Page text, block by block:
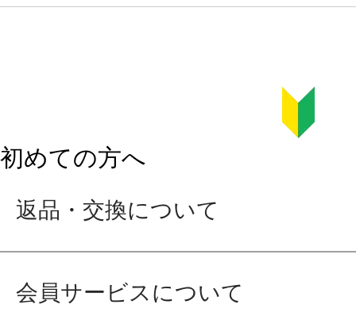
初めての方へ
返品・交換について
会員サービスについて